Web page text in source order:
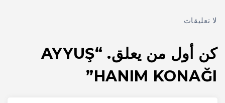
لا تعليقات
كن أول من يعلق. “AYYUŞ
HANIM KONAĞI”